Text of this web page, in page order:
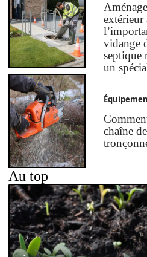
extérieur
vidange
septique
un
chaîne
Au top